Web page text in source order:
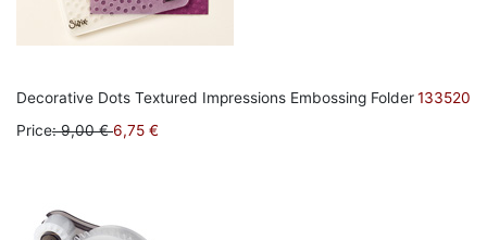
Decorative Dots Textured Impressions Embossing Folder133520
Price:9,00 € 6,75 €